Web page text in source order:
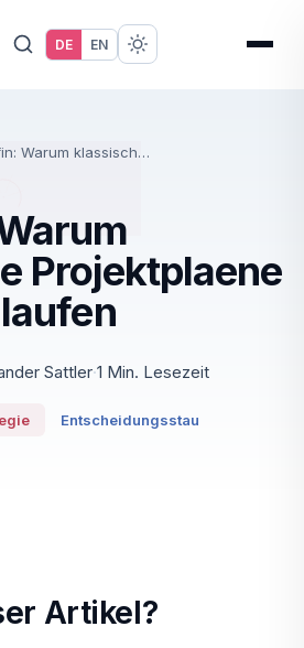
DE EN
Cynefin: Warum klassische Projektplaene ins Leere laufen
Projektplaene
Sattler·1 Min. Lesezeit
Entscheidungsstau
Artikel?